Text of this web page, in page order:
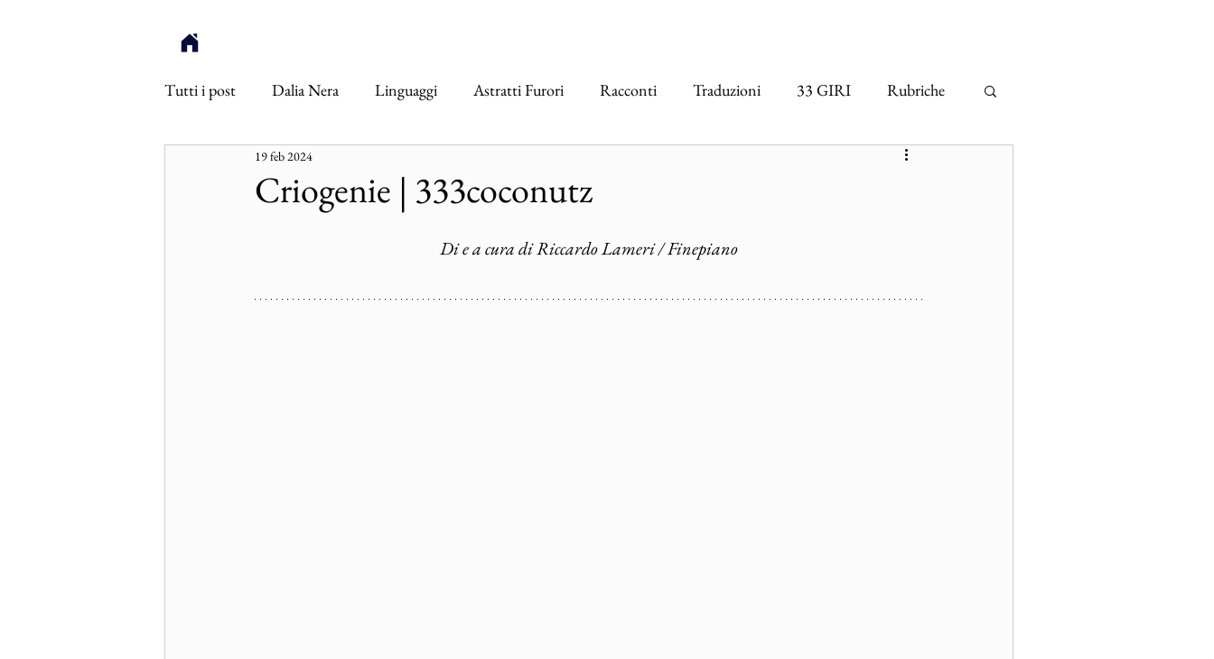
Tutti i post Dalia Nera Linguaggi Astratti Furori Racconti Traduzioni 33 GIRI Rubriche
Inneres Auge
Criogenie | 333coconutz
19 feb 2024
Di e a cura di Riccardo Lameri / Finepiano